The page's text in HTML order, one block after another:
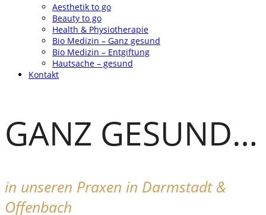
Aesthetik to go
Beauty to go
Health & Physiotherapie
Bio Medizin – Ganz gesund
Bio Medizin – Entgiftung
Hautsache – gesund
Kontakt
GANZ GESUND…
in unseren Praxen in Darmstadt &
Offenbach